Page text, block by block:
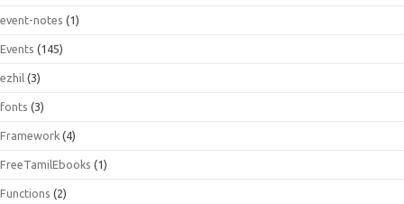
event-notes (1)
Events (145)
ezhil (3)
fonts (3)
Framework (4)
FreeTamilEbooks (1)
Functions (2)